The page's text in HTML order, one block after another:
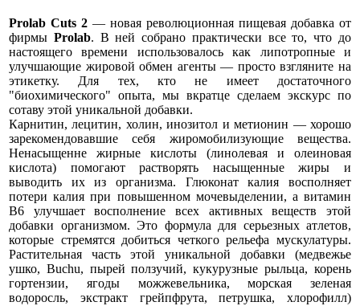
Prolab Cuts 2 — новая революционная пищевая добавка от
фирмы Prolab. В ней собрано практически все то, что до
настоящего времени использовалось как липотропные и
улучшающие жировой обмен агенты — просто взгляните на
этикетку. Для тех, кто не имеет достаточного
"биохимического" опыта, мы вкратце сделаем экскурс по
сотаву этой уникальной добавки.
Карнитин, лецитин, холин, инозитол и метионин — хорошо
зарекомендовавшие себя жиромобилизующие вещества.
Ненасыщенне жирные кислоты (линолевая и олеиновая
кислота) помогают растворять насыщенные жиры и
выводить их из организма. Глюконат калия восполняет
потери калия при повышенном мочевыделении, а витамин
В6 улучшает восполнение всех активных веществ этой
добавки организмом. Это формула для серьезных атлетов,
которые стремятся добиться четкого рельефа мускулатуры.
Растительная часть этой уникальной добавки (медвежье
ушко, Buchu, пырей ползучий, кукурузные рыльца, корень
гортензии, ягоды можжевельника, морская зеленая
водоросль, экстракт грейпфрута, петрушка, хлорофилл)